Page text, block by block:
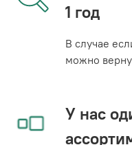
1 год
В случае
можно
У нас